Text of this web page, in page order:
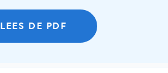
LEES DE PDF